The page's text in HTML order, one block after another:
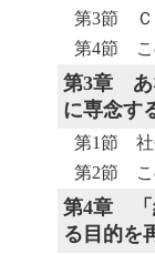
第3節 Ｃ
第4節 こ
第3章
に専念す
第1節 社
第2節 こ
第4章
る目的を